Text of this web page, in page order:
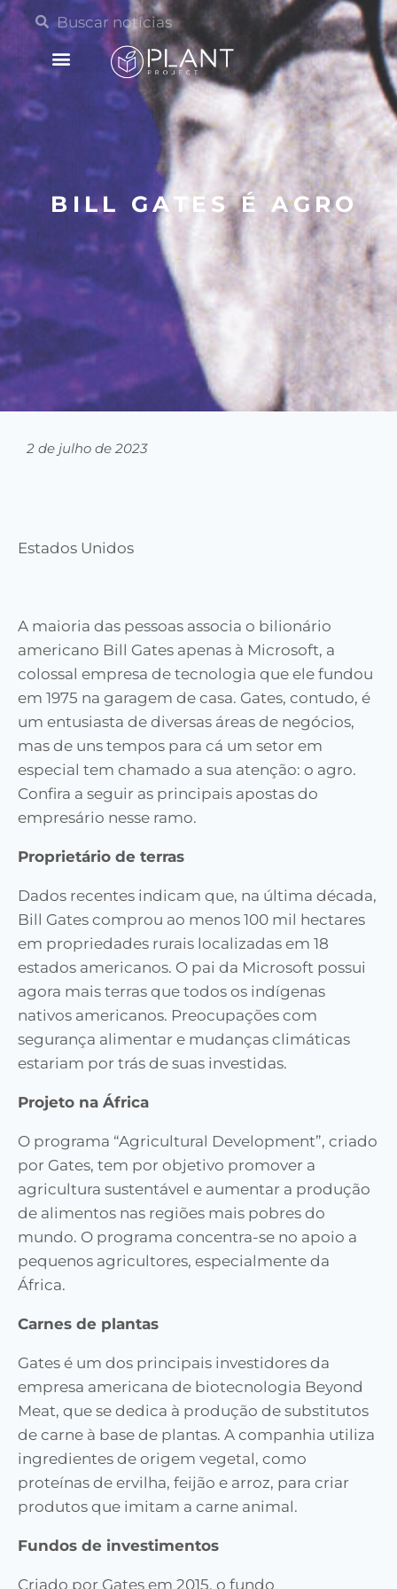
BILL GATES É AGRO
2 de julho de 2023
Estados Unidos
A maioria das pessoas associa o bilionário
americano Bill Gates apenas à Microsoft, a
colossal empresa de tecnologia que ele fundou
em 1975 na garagem de casa. Gates, contudo, é
um entusiasta de diversas áreas de negócios,
mas de uns tempos para cá um setor em
especial tem chamado a sua atenção: o agro.
Confira a seguir as principais apostas do
empresário nesse ramo.
Proprietário de terras
Dados recentes indicam que, na última década,
Bill Gates comprou ao menos 100 mil hectares
em propriedades rurais localizadas em 18
estados americanos. O pai da Microsoft possui
agora mais terras que todos os indígenas
nativos americanos. Preocupações com
segurança alimentar e mudanças climáticas
estariam por trás de suas investidas.
Projeto na África
O programa “Agricultural Development”, criado
por Gates, tem por objetivo promover a
agricultura sustentável e aumentar a produção
de alimentos nas regiões mais pobres do
mundo. O programa concentra-se no apoio a
pequenos agricultores, especialmente da
África.
Carnes de plantas
Gates é um dos principais investidores da
empresa americana de biotecnologia Beyond
Meat, que se dedica à produção de substitutos
de carne à base de plantas. A companhia utiliza
ingredientes de origem vegetal, como
proteínas de ervilha, feijão e arroz, para criar
produtos que imitam a carne animal.
Fundos de investimentos
Criado por Gates em 2015, o fundo